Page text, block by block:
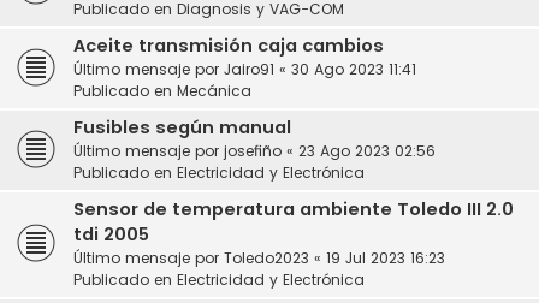
Publicado en Diagnosis y VAG-COM
Aceite transmisión caja cambios
Último mensaje por Jairo91 « 30 Ago 2023 11:41
Publicado en Mecánica
Fusibles según manual
Último mensaje por josefiño « 23 Ago 2023 02:56
Publicado en Electricidad y Electrónica
Sensor de temperatura ambiente Toledo III 2.0
tdi 2005
Último mensaje por Toledo2023 « 19 Jul 2023 16:23
Publicado en Electricidad y Electrónica